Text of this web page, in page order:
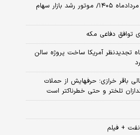
پیش بینی بورس فردا شنبه ۱۷ مردادماه ۱۴۰۵/ موتور رشد بازار سهام
توافق دفاعی مکه
تجدیدنظر آمریکا ساخت پروژه سالن
باقر خرازی؛ حرفهایش از حملات
تلختر و حتی خطرناکتر است
+ فیلم